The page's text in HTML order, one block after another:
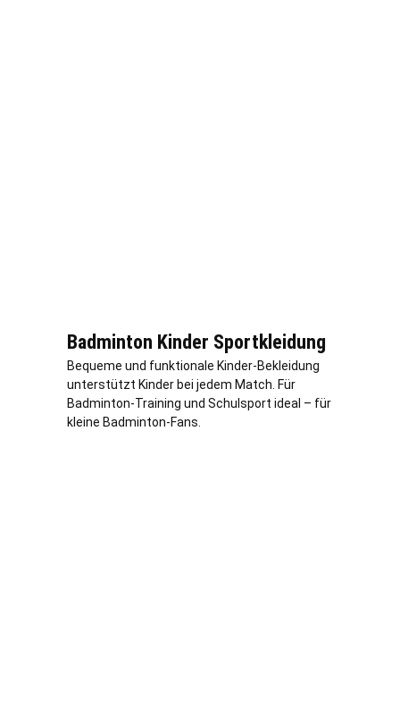
Badminton Kinder Sportkleidung
Bequeme und funktionale Kinder-Bekleidung
unterstützt Kinder bei jedem Match. Für
Badminton-Training und Schulsport ideal – für
kleine Badminton-Fans.